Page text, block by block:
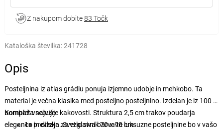
Z nakupom dobite83 Točk
Kataloška številka:241728
Opis
Posteljnina iz atlas grádlu ponuja izjemno udobje in mehkobo. Ta
material je večna klasika med posteljno posteljnino. Izdelan je iz 100 %
bombaža najvišje kakovosti. Struktura 2,5 cm trakov poudarja
eleganco in dizajn. Svetlo siva barva te luksuzne posteljnine bo v vašo
Komplet vsebuje:
1x prevleka za vzglavnik 70 x 90 cm